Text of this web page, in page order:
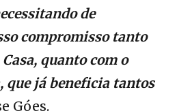
de
compromisso tanto
quanto com o
que já beneficia tantos
Góes.